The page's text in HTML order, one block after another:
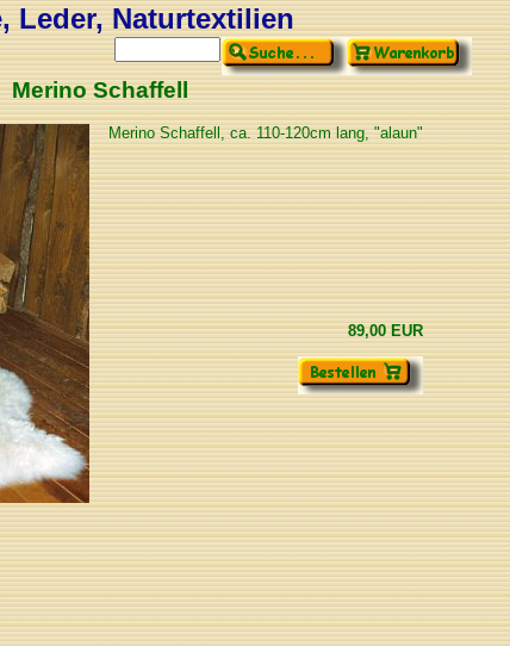
Leder, Naturtextilien
Merino Schaffell
Merino Schaffell, ca. 110-120cm lang, "alaun"
89,00 EUR